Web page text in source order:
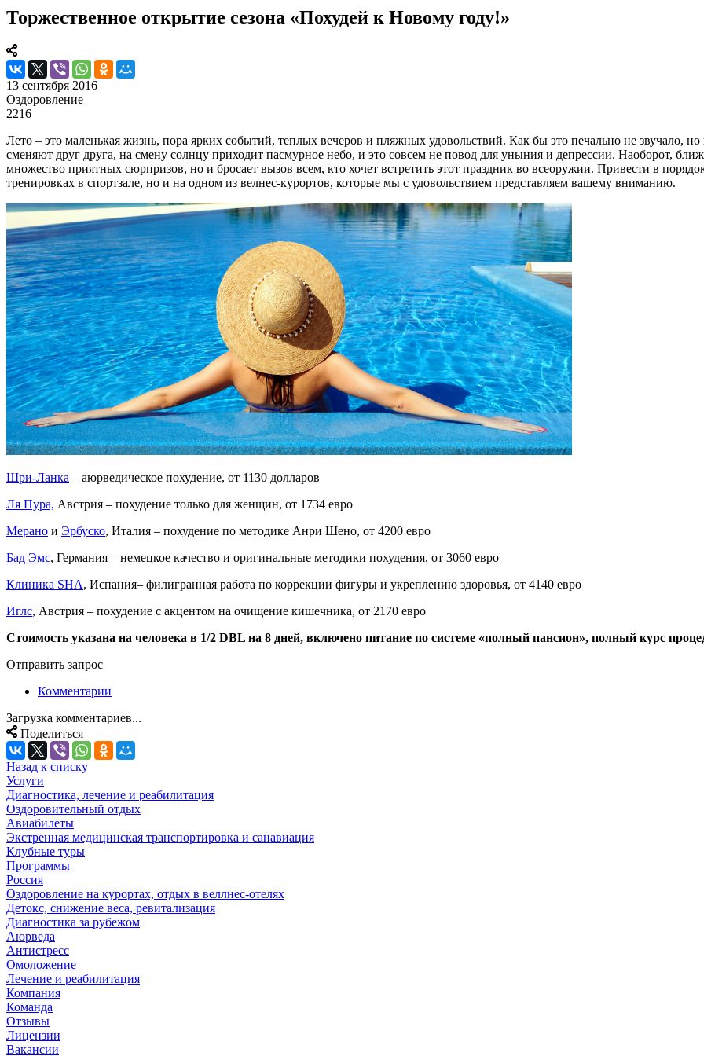
Торжественное открытие сезона «Похудей к Новому году!»
13 сентября 2016
Оздоровление
2216
Лето – это маленькая жизнь, пора ярких событий, теплых вечеров и пляжных удовольствий. Как бы это печально не звучало,
сменяют друг друга, на смену солнцу приходит пасмурное небо, и это совсем не повод для уныния и депрессии. Наоборот,
множество приятных сюрпризов, но и бросает вызов всем, кто хочет встретить этот праздник во всеоружии. Привести в
тренировках в спортзале, но и на одном из велнес-курортов, которые мы с удовольствием представляем вашему вниманию.
Шри-Ланка – аюрведическое похудение, от 1130 долларов
Ля Пура, Австрия – похудение только для женщин, от 1734 евро
Мерано и Эрбуско, Италия – похудение по методике Анри Шено, от 4200 евро
Бад Эмс, Германия – немецкое качество и оригинальные методики похудения, от 3060 евро
Клиника SHA, Испания– филигранная работа по коррекции фигуры и укреплению здоровья, от 4140 евро
Иглс, Австрия – похудение с акцентом на очищение кишечника, от 2170 евро
Стоимость указана на человека в 1/2 DBL на 8 дней, включено питание по системе «полный пансион», полный курс
Отправить запрос
Комментарии
Загрузка комментариев...
Поделиться
Назад к списку
Услуги
Диагностика, лечение и реабилитация
Оздоровительный отдых
Авиабилеты
Экстренная медицинская транспортировка и санавиация
Клубные туры
Программы
Россия
Оздоровление на курортах, отдых в веллнес-отелях
Детокс, снижение веса, ревитализация
Диагностика за рубежом
Аюрведа
Антистресс
Омоложение
Лечение и реабилитация
Компания
Команда
Отзывы
Лицензии
Вакансии